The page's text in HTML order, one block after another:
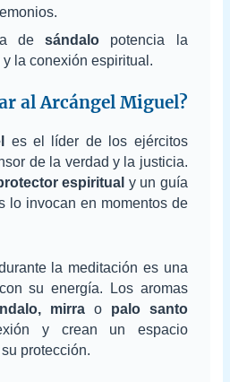
desándalo potencia la
la conexión espiritual.
al Arcángel Miguel?
es el líder de los ejércitos
de la verdad y la justicia.
espiritual y un guía
lo invocan en momentos de
la meditación es una
su energía. Los aromas
mirra o palo santo
y crean un espacio
protección.